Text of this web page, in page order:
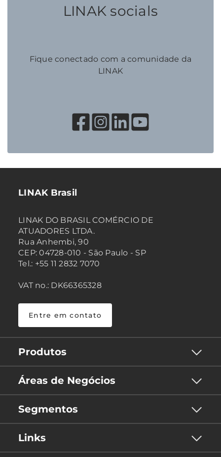
LINAK socials
Fique conectado com a comunidade da
LINAK
LINAK Brasil
LINAK DO BRASIL COMÉRCIO DE
ATUADORES LTDA.
Rua Anhembi, 90
CEP: 04728-010 - São Paulo - SP
Tel.: +55 11 2832 7070
VAT no.: DK66365328
Entre em contato
Produtos
Áreas de Negócios
Segmentos
Links